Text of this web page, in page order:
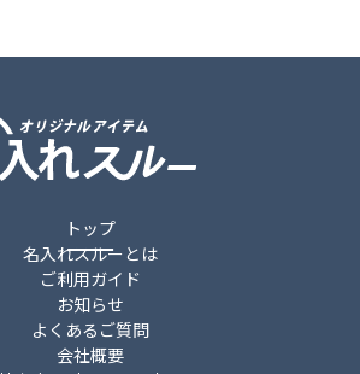
トップ
名入れスルーとは
ご利用ガイド
お知らせ
よくあるご質問
会社概要